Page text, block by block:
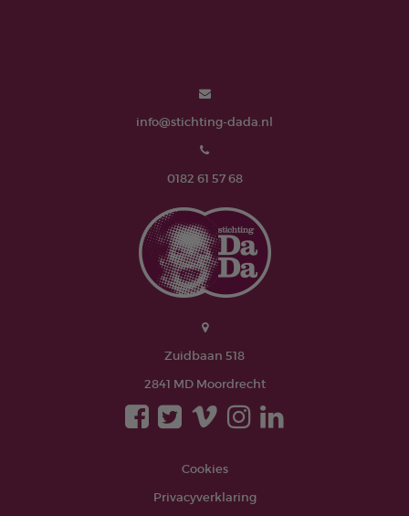
info@stichting-dada.nl
0182 61 57 68
Zuidbaan 518
2841 MD Moordrecht
Cookies
Privacyverklaring